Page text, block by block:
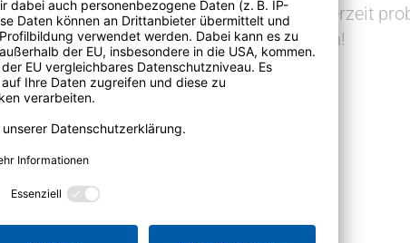
Sie können unser Wasser je­derzeit
„frisch aus dem Hahn“ trinken!